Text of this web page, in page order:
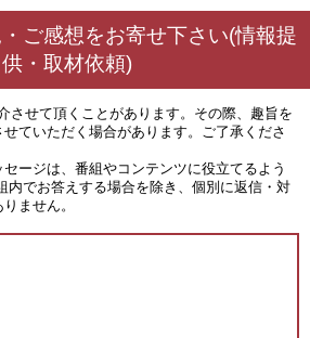
ご感想をお寄せ下さい(情報提
供・取材依頼)
させて頂くことがあります。その際、趣旨を
ていただく場合があります。ご了承くださ
セージは、番組やコンテンツに役立てるよう
内でお答えする場合を除き、個別に返信・対
ません。